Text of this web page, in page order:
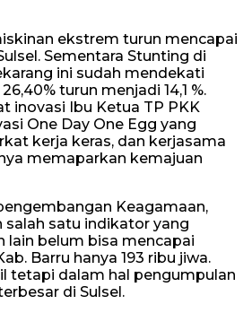
ekstrem turun mencapai
Sementara Stunting di
ini sudah mendekati
turun menjadi 14,1 %.
inovasi Ibu Ketua TP PKK
One Day One Egg yang
kerja keras, dan kerjasama
memaparkan kemajuan
Keagamaan,
salah satu indikator yang
lain belum bisa mencapai
Barru hanya 193 ribu jiwa.
tetapi dalam hal pengumpulan
di Sulsel.